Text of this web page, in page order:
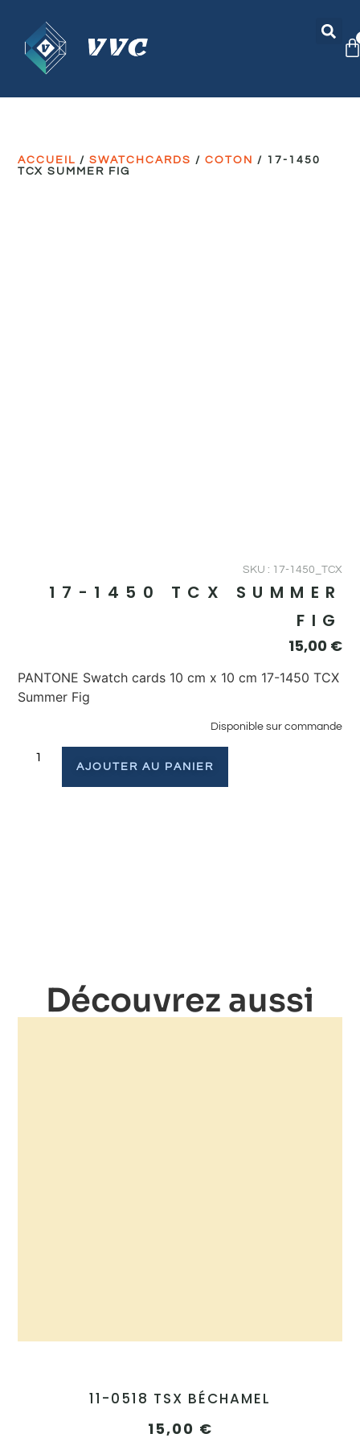
ACCUEIL /SWATCHCARDS /COTON / 17-1450
TCX SUMMER FIG
SKU : 17-1450_TCX
17-1450 TCX SUMMER
FIG
15,00 €
PANTONE Swatch cards 10 cm x 10 cm 17-1450 TCX
Summer Fig
Disponible sur commande
AJOUTER AU PANIER
Découvrez aussi
11-0518 TSX BÉCHAMEL
15,00 €